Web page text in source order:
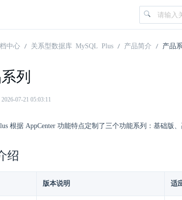
中心 关系型数据库 MySQL Plus 产品简介 产品
列
07-21 05:03:11
根据 AppCenter 功能特点定制了三个功能系列：基础版、
绍
版本说明 适